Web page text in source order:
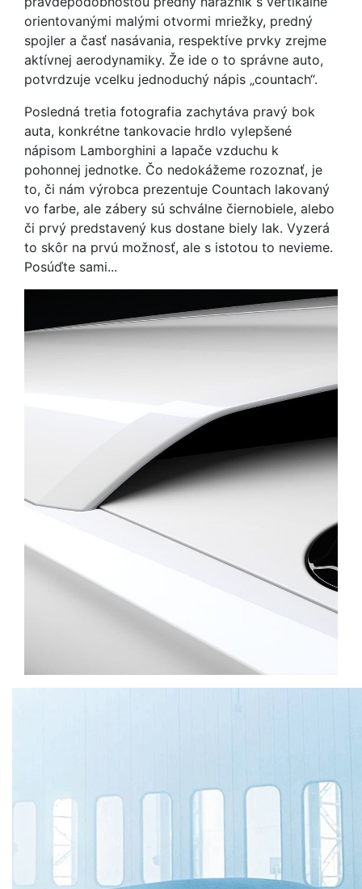
orientovanými malými otvormi mriežky, predný
spojler a časť nasávania, respektíve prvky zrejme
aktívnej aerodynamiky. Že ide o to správne auto,
potvrdzuje vcelku jednoduchý nápis „countach“.
Posledná tretia fotografia zachytáva pravý bok
auta, konkrétne tankovacie hrdlo vylepšené
nápisom Lamborghini a lapače vzduchu k
pohonnej jednotke. Čo nedokážeme rozoznať, je
to, či nám výrobca prezentuje Countach lakovaný
vo farbe, ale zábery sú schválne čiernobiele, alebo
či prvý predstavený kus dostane biely lak. Vyzerá
to skôr na prvú možnosť, ale s istotou to nevieme.
Posúďte sami...